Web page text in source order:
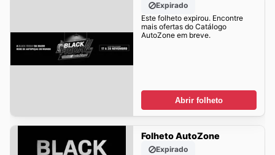
Expirado
Este folheto expirou. Encontre
mais ofertas do Catálogo
AutoZone em breve.
Abrir folheto
Folheto AutoZone
Expirado